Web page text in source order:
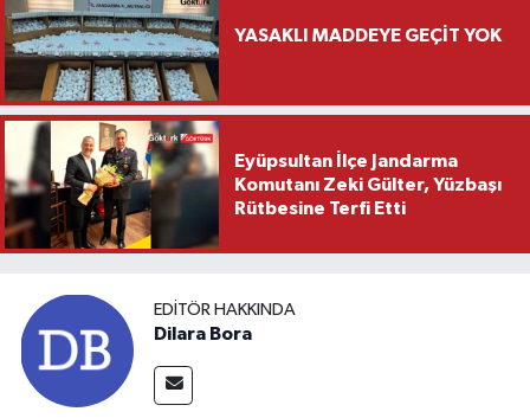
YASAKLI MADDEYE GEÇİT YOK
Eyüpsultan İlçe Jandarma
Komutanı Zeki Gülter, Yüzbaşı
Rütbesine Terfi Etti
EDITÖR HAKKINDA
Dilara Bora